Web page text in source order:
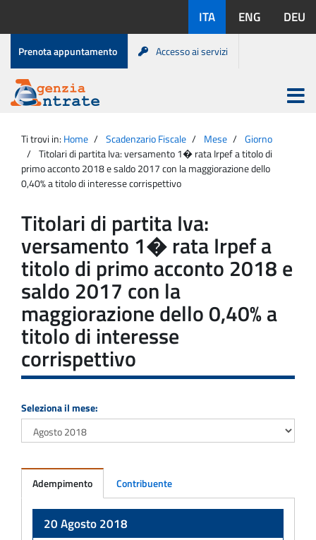
contenuto
disponibili:
ITA ENG DEU
Menu
di
servizio
Prenota appuntamento Accesso ai servizi
Agenzia
Entrate
Apri
menu
principale
Ti trovi in: Home Scadenzario Fiscale Mese
Giorno
Titolari di partita Iva: versamento 1� rata Irpef a titolo di
primo acconto 2018 e saldo 2017 con la maggiorazione dello
0,40% a titolo di interesse corrispettivo
Titolari di partita Iva:
versamento 1� rata Irpef a
titolo di primo acconto 2018 e
saldo 2017 con la
maggiorazione dello 0,40% a
titolo di interesse
corrispettivo
Seleziona il mese:
Adempimento Contribuente
20 Agosto 2018